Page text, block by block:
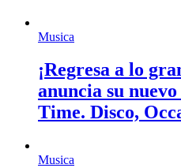
Musica
¡Regresa a lo
anuncia su
Time. Disco,
Musica